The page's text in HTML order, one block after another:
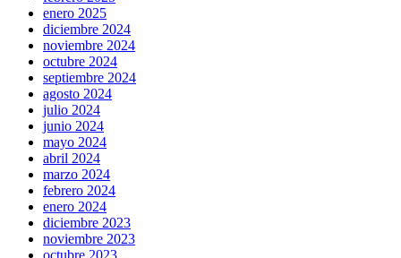
enero 2025
diciembre 2024
noviembre 2024
octubre 2024
septiembre 2024
agosto 2024
julio 2024
junio 2024
mayo 2024
abril 2024
marzo 2024
febrero 2024
enero 2024
diciembre 2023
noviembre 2023
octubre 2023